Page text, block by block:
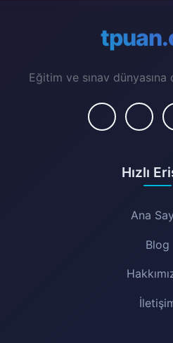
Eğitim ve sınav
Hızlı
Ana
Blog